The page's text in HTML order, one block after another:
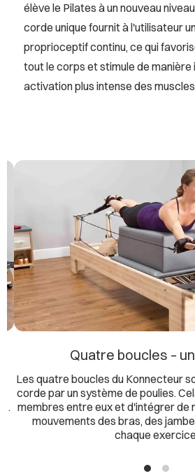
élève le Pilates à un nouveau
corde unique fournit à l'utilisateur
proprioceptif continu, ce qui
tout le corps et stimule de manière
activation plus intense des
Quatre boucles –
Les quatre boucles du Konnecteur
corde par un système de poulies.
membres entre eux et d'intégrer de
mouvements des bras, des
chaque
.